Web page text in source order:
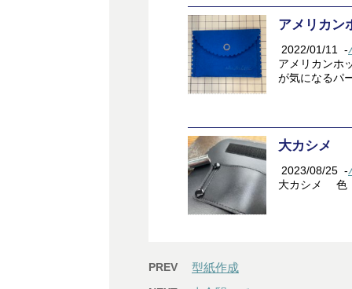
アメリカ
2022/01/11 -
アメリカンホ
が気になるパ
大カシメ
2023/08/25 -
大カシメ 色
PREV 型紙作成